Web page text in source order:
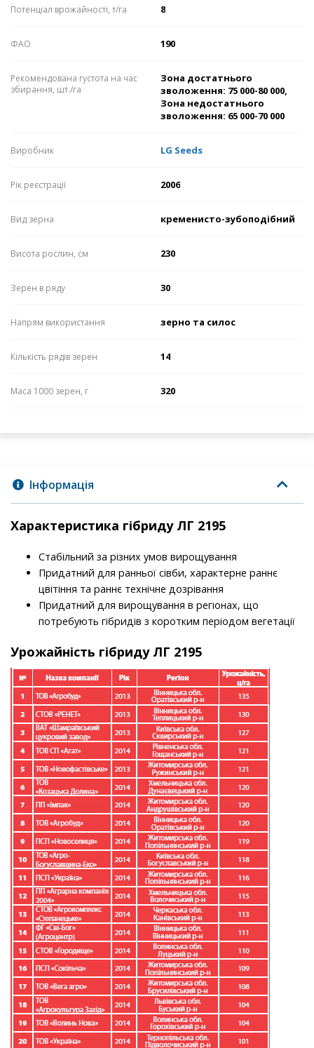
Потенціал врожайності, т/га 8
ФАО 190
Рекомендована густота на час
збирання, шт./га
Зона достатнього
зволоження: 75 000-80 000,
Зона недостатнього
зволоження: 65 000-70 000
Виробник LG Seeds
Рік реєстрації 2006
Вид зерна кременисто-зубоподібний
Висота рослин, см 230
Зерен в ряду 30
Напрям використання зерно та силос
Кількість рядів зерен 14
Маса 1000 зерен, г 320
Інформація
Характеристика гібриду ЛГ 2195
Стабільний за різних умов вирощування
Придатний для ранньої сівби, характерне раннє
цвітіння та раннє технічне дозрівання
Придатний для вирощування в регіонах, що
потребують гібридів з коротким періодом вегетації
Урожайність гібриду ЛГ 2195